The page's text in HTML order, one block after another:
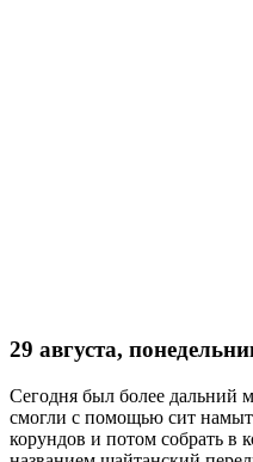
29 августа,
Сегодня был более дальний
смогли с помощью сит
корундов и потом собрать в